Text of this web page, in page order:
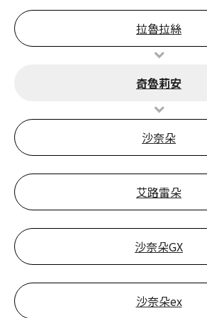
拉魯拉絲
奇魯莉安
沙奈朵
艾路雷朵
沙奈朵GX
沙奈朵ex